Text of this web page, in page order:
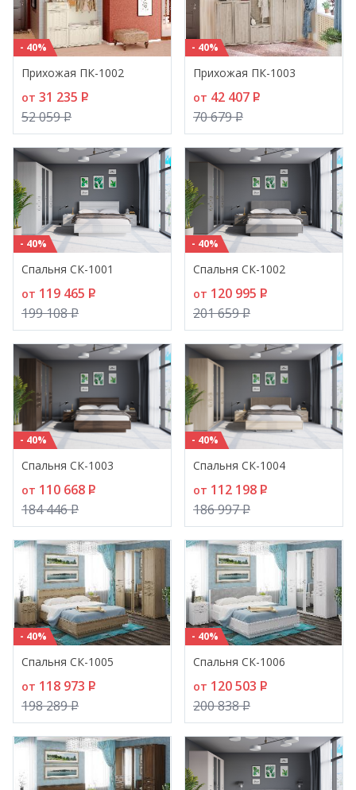
- 40%
Прихожая ПК-1002
от 31 235 P
52 059P
- 40%
Прихожая ПК-1003
от 42 407 P
70 679P
- 40%
Спальня СК-1001
от 119 465 P
199 108P
- 40%
Спальня СК-1002
от 120 995 P
201 659P
- 40%
Спальня СК-1003
от 110 668 P
184 446P
- 40%
Спальня СК-1004
от 112 198 P
186 997P
- 40%
Спальня СК-1005
от 118 973 P
198 289P
- 40%
Спальня СК-1006
от 120 503 P
200 838P